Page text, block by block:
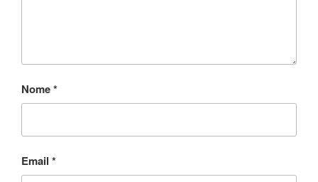
Nome*
Email *